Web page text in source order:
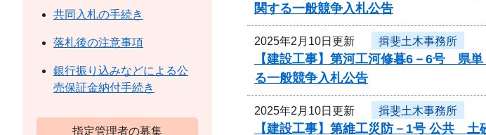
関する一般競争入札公告
2025年2月10日更新 揖斐土木事務所
【建設工事】第河工河修暮6－6号 県
る一般競争入札公告
2025年2月10日更新 揖斐土木事務所
【建設工事】第維工災防－1号 公共 土
共同入札の手続き
落札後の注意事項
銀行振り込みなどによる公
売保証金納付手続き
指定管理者の募集